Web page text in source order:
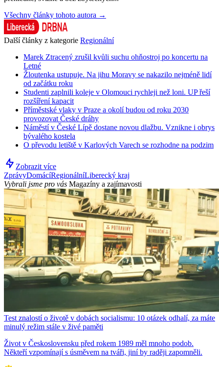
Všechny články tohoto autora →
Další články z kategorie Regionální
Marek Ztracený zrušil kvůli suchu ohňostroj po koncertu na
Letné
Žloutenka ustupuje. Na jihu Moravy se nakazilo nejméně lidí
od začátku roku
Studenti zaplnili koleje v Olomouci rychleji než loni. UP řeší
rozšíření kapacit
Příměstské vlaky v Praze a okolí budou od roku 2030
provozovat České dráhy
Náměstí v České Lípě dostane novou dlažbu. Vznikne i obrys
bývalého kostela
O převodu letiště v Karlových Varech se rozhodne na podzim
Zobrazit více
ZprávyDomácíRegionálníLiberecký kraj
Vybrali jsme pro vás Magazíny a zajímavosti
Test znalostí o životě v dobách socialismu: 10 otázek odhalí, za máte
minulý režim stále v živé paměti
Život v Československu před rokem 1989 měl mnoho podob.
Někteří vzpomínají s úsměvem na tváři, jiní by raději zapomněli.